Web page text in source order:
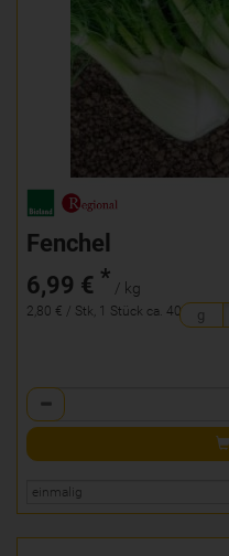
Fenchel
6,99 € * / kg
2,80 € / Stk, 1 Stück ca. 400g g
Anzahl